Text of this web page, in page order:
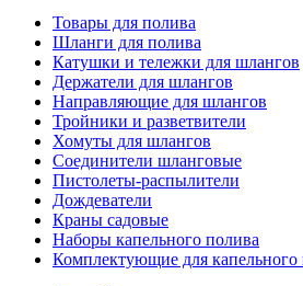
Товары для полива
Шланги для полива
Катушки и тележки для шлангов
Держатели для шлангов
Направляющие для шлангов
Тройники и разветвители
Хомуты для шлангов
Соединители шланговые
Пистолеты-распылители
Дождеватели
Краны садовые
Наборы капельного полива
Комплектующие для капельного